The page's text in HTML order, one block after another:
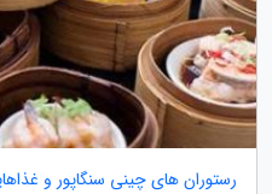
رستوران های چینی سنگاپور و